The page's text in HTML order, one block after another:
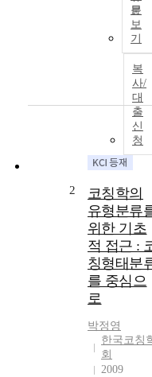
문
보
기
복
사/
대
출
신
청
2
코칭학의
유형분류
위한 기초
적 접근 :
칭형태분
를 중심으
로
박정영
한국코칭
회
2009